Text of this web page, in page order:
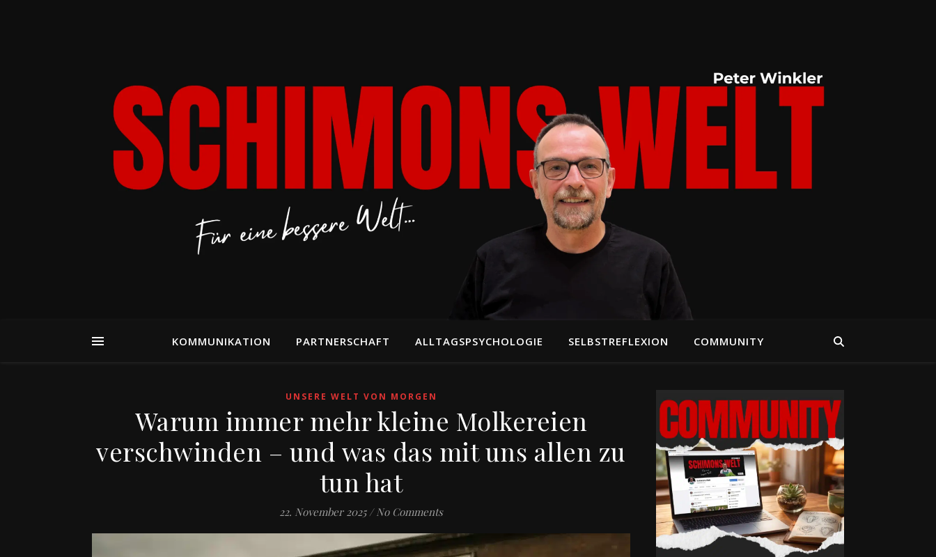
KOMMUNIKATION PARTNERSCHAFT ALLTAGSPSYCHOLOGIE SELBSTREFLEXION COMMUNITY
UNSERE WELT VON MORGEN
Warum immer mehr kleine Molkereien
verschwinden – und was das mit uns allen zu
tun hat
22. November 2025 / No Comments